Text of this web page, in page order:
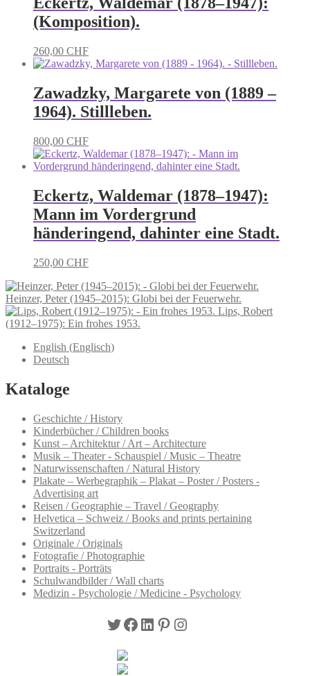
(Komposition).
260,00 CHF
Zawadzky, Margarete von (1889 –
1964). Stillleben.
800,00 CHF
Eckertz, Waldemar (1878–1947):
Mann im Vordergrund
händeringend, dahinter eine Stadt.
250,00 CHF
Heinzer, Peter (1945–2015): Globi bei der Feuerwehr.
Lips, Robert
(1912–1975): Ein frohes 1953.
English (Englisch)
Deutsch
Kataloge
Geschichte / History
Kinderbücher / Children books
Kunst – Architektur / Art – Architecture
Musik – Theater - Schauspiel / Music – Theatre
Naturwissenschaften / Natural History
Plakate – Werbegraphik – Plakat – Poster / Posters -
Advertising art
Reisen / Geographie – Travel / Geography
Helvetica – Schweiz / Books and prints pertaining
Switzerland
Originale / Originals
Fotografie / Photographie
Portraits - Porträts
Schulwandbilder / Wall charts
Medizin - Psychologie / Medicine - Psychology
Twitter
Facebook
LinkedIn
Pinterest
Instagram